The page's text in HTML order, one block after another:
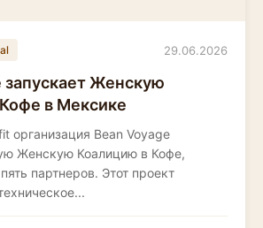
29.06.2026
запускает Женскую
в Мексике
организация Bean Voyage
Женскую Коалицию в Кофе,
партнеров. Этот проект